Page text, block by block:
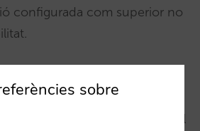
configurada com superior no
És important garantir
les habitacions del teu hotel
sobre